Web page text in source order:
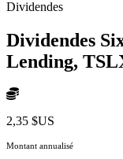
Dividendes
Dividendes
Lending,
2,35 $US
Montant annualisé